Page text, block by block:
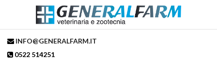
INFO@GENERALFARM.IT
0522 514251